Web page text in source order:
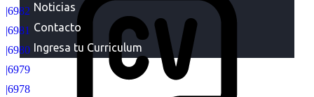
Noticias
Contacto
Ingresa tu Curriculum
|6982
|6981
|6980
|6979
|6978